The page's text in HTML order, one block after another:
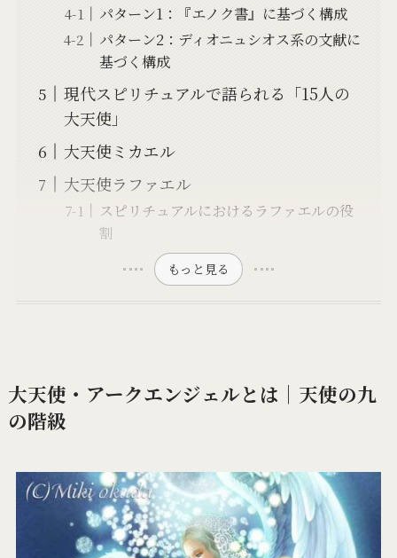
パターン1：『エノク書』に基づく構成
パターン2：ディオニュシオス系の文献に
基づく構成
現代スピリチュアルで語られる「15人の
大天使」
大天使ミカエル
大天使ラファエル
スピリチュアルにおけるラファエルの役
割
もっと見る
大天使・アークエンジェルとは│天使の九
の階級